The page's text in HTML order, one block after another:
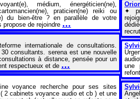
médium, énergéticien(ne),
praticien(ne) reiki ou
du bien-être ? en parallèle de votre
de rejoindre ...
internationale de consultations.
consultants. serena est une nouvelle
à distance, pensée pour un
respectueux et de ...
voyance recherche pour ses sites
2 cabinets voyance audio et cb ) et une
✦
une